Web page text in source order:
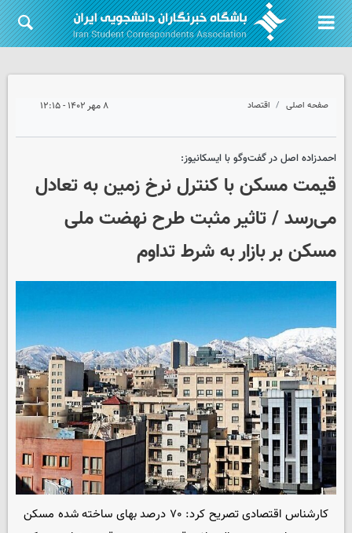
صفحه اصلی اقتصاد ۸ مهر ۱۴۰۲ - ۱۲:۱۵
احمدزاده اصل در گفت‌وگو با ایسکانیوز:
قیمت مسکن با کنترل نرخ زمین به تعادل
می‌رسد / تاثیر مثبت طرح نهضت ملی
مسکن بر بازار به شرط تداوم
کارشناس اقتصادی تصریح کرد: ۷۰ درصد بهای ساخته شده‌ مسکن